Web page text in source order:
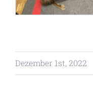
Angebot
Dezember 1st, 2022